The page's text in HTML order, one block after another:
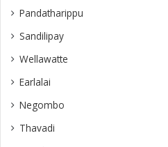
Saravanai
Mathakal
Palali
USA
Kankesanturai
Varany